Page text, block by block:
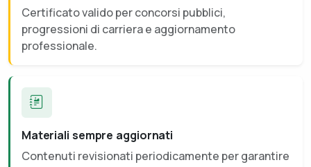
Certificato valido per concorsi pubblici,
progressioni di carriera e aggiornamento
professionale.
Materiali sempre aggiornati
Contenuti revisionati periodicamente per garantire